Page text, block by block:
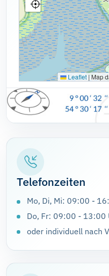
Leaflet| Map
Telefonzeiten
Mo, Di, Mi: 09:00 -
Do, Fr: 09:00 - 13:00
oder individuell nach